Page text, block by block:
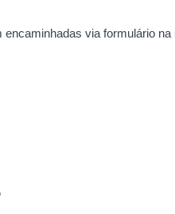
via formulário